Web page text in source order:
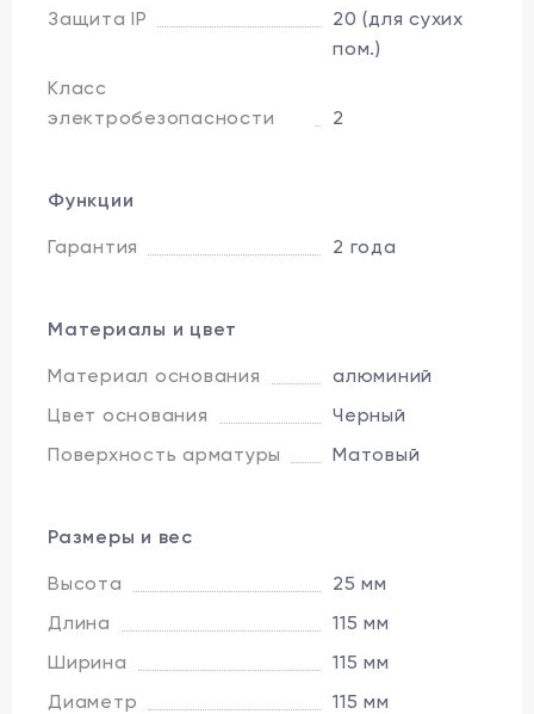
Защита IP
20 (для сухих
пом.)
Класс
электробезопасности
2
Функции
Гарантия 2 года
Материалы и цвет
Материал основания
алюминий
Цвет основания
Черный
Поверхность арматуры
Матовый
Размеры и вес
Высота
25 мм
Длина
115 мм
Ширина
115 мм
Диаметр
115 мм